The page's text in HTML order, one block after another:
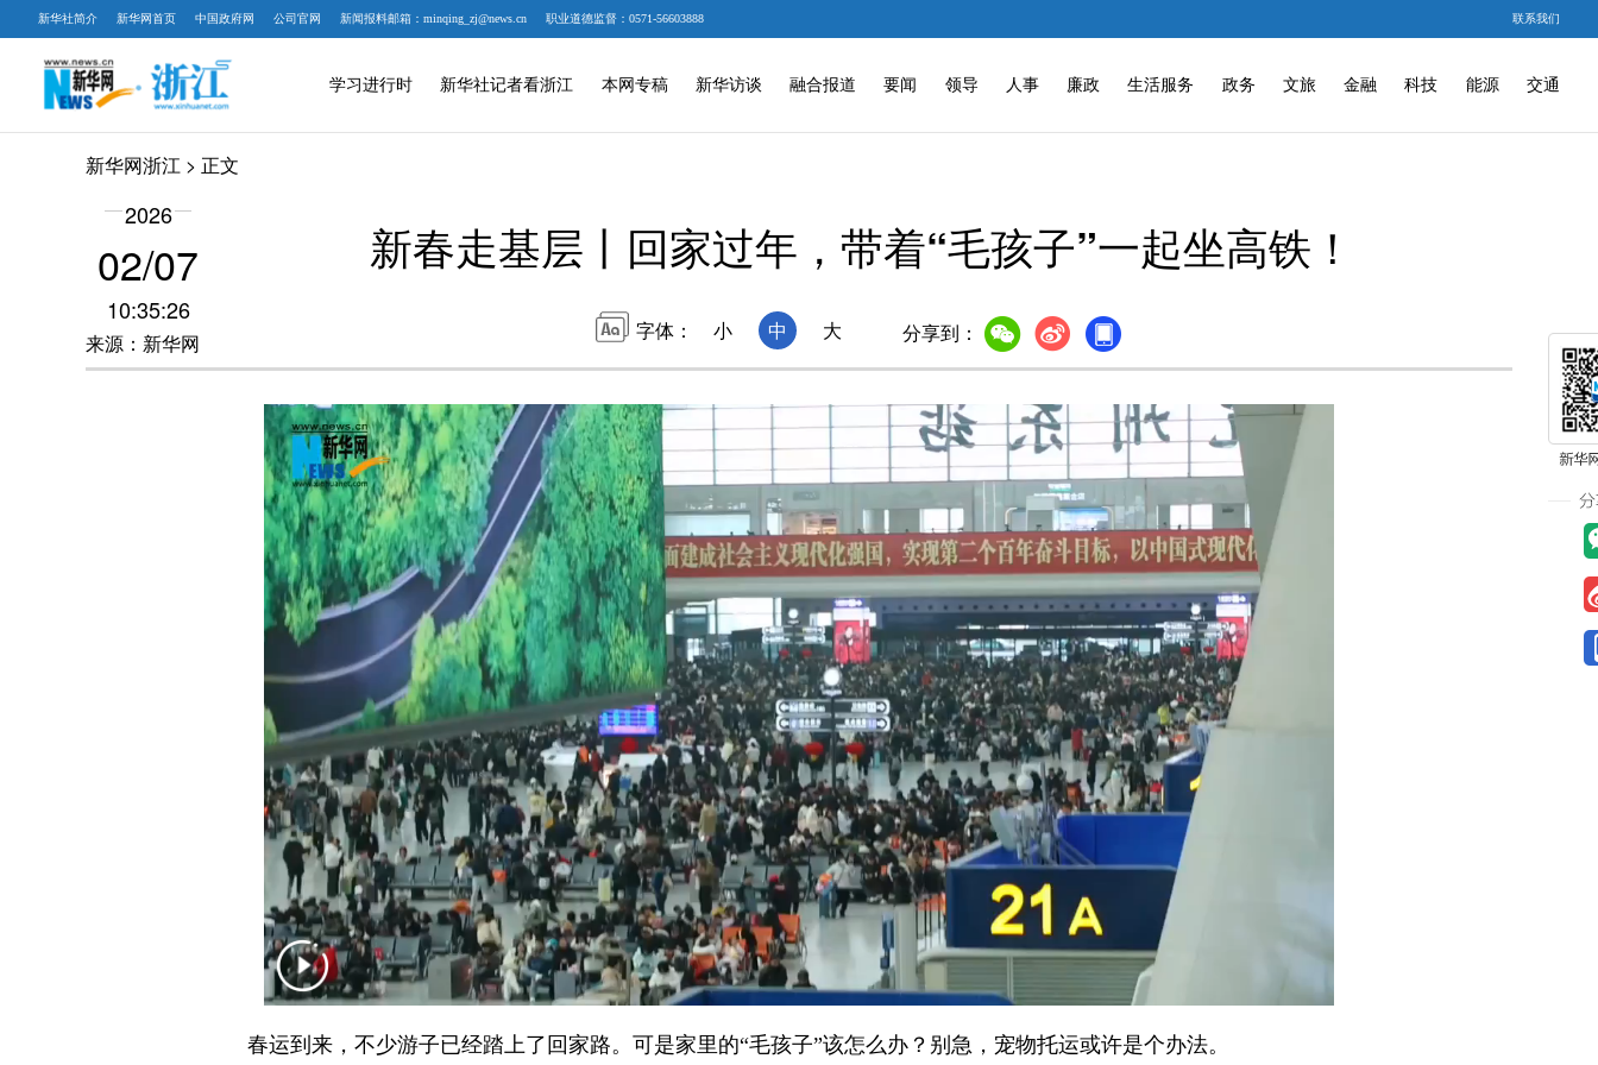
新华社简介 新华网首页 中国政府网 公司官网 新闻报料邮箱：minqing_zj@news.cn 职业道德监督：0571-56603888 联系我们
学习进行时 新华社记者看浙江 本网专稿 新华访谈 融合报道 要闻 领导 人事 廉政 生活服务 政务 文旅 金融 科技 能源 交通
新华网浙江 > 正文
2026
02/07
10:35:26
来源：新华网
新春走基层丨回家过年，带着“毛孩子”一起坐高铁！
字体： 小 中 大 分享到：
春运到来，不少游子已经踏上了回家路。可是家里的“毛孩子”该怎么办？别急，宠物托运或许是个办法。